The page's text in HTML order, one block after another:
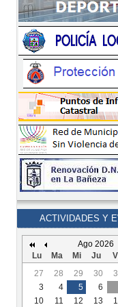
ACTIVIDADES Y
Ago 2026
Lu
Ma Mi Ju
27
28 29 30
3
4 5 6
10
11 12 13